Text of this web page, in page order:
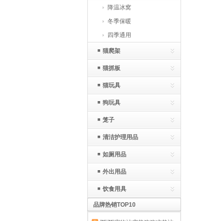
降温冰窝
冬季保暖
四季通用
猫爬架
猫抓板
猫玩具
狗玩具
笼子
清洁护理用品
如厕用品
外出用品
饮食用具
品牌热销TOP10